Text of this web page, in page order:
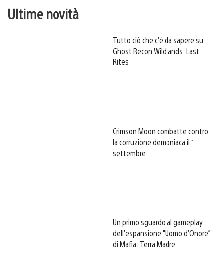
Ultime novità
Tutto ciò che c’è da sapere su
Ghost Recon Wildlands: Last
Rites
Crimson Moon combatte contro
la corruzione demoniaca il 1
settembre
Un primo sguardo al gameplay
dell’espansione “Uomo d’Onore”
di Mafia: Terra Madre